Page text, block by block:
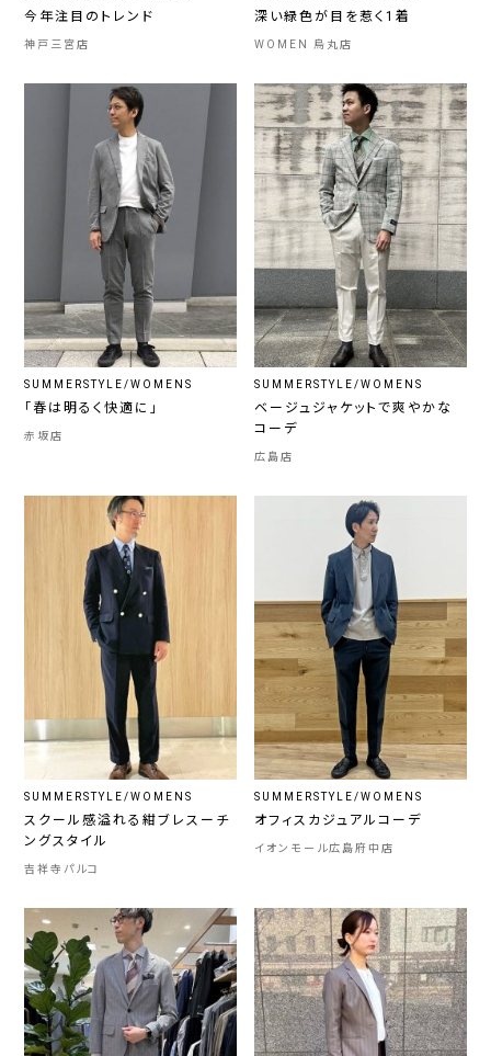
今年注目のトレンド
神戸三宮店
深い緑色が目を惹く1着
WOMEN 烏丸店
SUMMERSTYLE/WOMENS
「春は明るく快適に」
赤坂店
SUMMERSTYLE/WOMENS
ベージュジャケットで爽やかな
コーデ
広島店
SUMMERSTYLE/WOMENS
スクール感溢れる紺ブレスーチ
ングスタイル
吉祥寺パルコ
SUMMERSTYLE/WOMENS
オフィスカジュアルコーデ
イオンモール広島府中店